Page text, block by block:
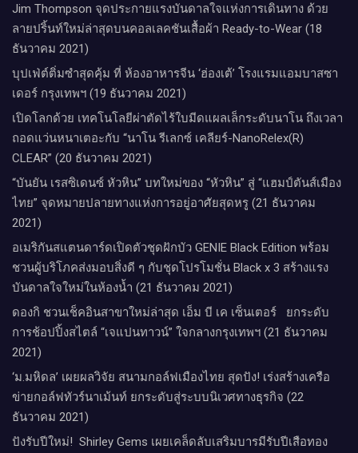
Jim Thompson จุดประกายแรงบันดาลใจแห่งการเดินทาง ด้วย
ลายปริ้นท์ใหม่ล่าสุดบนคอลเลคชันเสื้อผ้า Ready-to-Wear (18
ธันวาคม 2021)
บุปเฟ่ต์ติ่มซำสุดคุ้ม ที่ ห้อง​อาหารจีน​ ‘ฮ่องเต้’ โรงแรม​แอม​บาส​ซา​
เดอร์​ กรุงเทพฯ​ (19 ธันวาคม 2021)
เปิดโลกด้วย เทคโนโลยีผ่าตัดไร้ใบมีดแผลเล็กระดับนาโน ถึงเวลา
ถอดแว่นหนาเตอะกับ “นาโน รีเลกซ์ เคลียร์-NanoRelex(R)
CLEAR” (20 ธันวาคม 2021)
“บันยัน เรสซิเดนซ์ หัวหิน” บทใหม่ของ “หัวหิน” สู่ “แฮมป์ตันส์เมือง
ไทย” จุดหมายปลายทางแห่งการอยู่อาศัยสุดหรู (21 ธันวาคม
2021)
อเมริกันสแตนดาร์ดเปิดตัวชุดฝักบัว GENIE Black Edition พร้อม
ชวนผู้บริโภคส่งมอบสิ่งดี ๆ กับชุดโปรโมชั่น Black x 3 สร้างแรง
บันดาลใจใหม่ในห้องน้ำ (21 ธันวาคม 2021)
ดองกิ ชวนเช็คอินสาขาใหม่ล่าสุด เอ็ม บี เค เซ็นเตอร์ ยกระดับ
การช้อปปิ้งสไตล์ “เจแปนทาวน์” ใจกลางกรุงเทพฯ (21 ธันวาคม
2021)
‘ม.มหิดล’ เผยผลวิจัย สนามกอล์ฟเมืองไทย สุดปัง! เร่งสร้างเครือ
ข่ายกอล์ฟทัวร์นาเม้นท์ ยกระดับสู่ระบบนิเวศทางธุรกิจ (22
ธันวาคม 2021)
ปังรับปีใหม่​! ​ Shirley Gems เผยเคล็ดลับ​เสริมบารมีรับปีเสือทอง